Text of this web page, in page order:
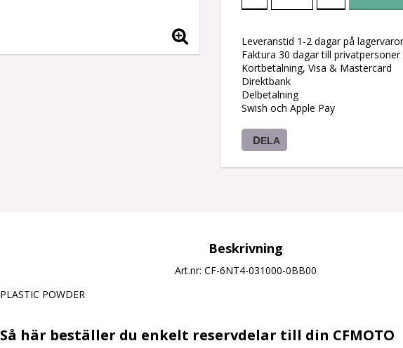
Leveranstid 1-2 dagar på lagervaror
Faktura 30 dagar till
Kortbetalning, Visa & Mastercard
Direktbank
Delbetalning
Swish och Apple Pay
DELA
Beskrivning
Art.nr: CF-6NT4-031000-0BB00
PLASTIC POWDER
Så här beställer du enkelt reservdelar till din CFMOTO